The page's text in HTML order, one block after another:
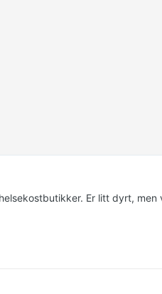
Er litt dyrt,